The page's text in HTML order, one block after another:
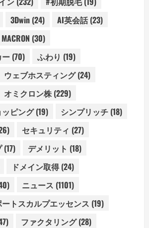
3Dwin (24) AI英会話(23)
MACRON (30)
(70) ふわり (19)
ウェブホスティング(24)
オミクロン株(229)
ピング(19) シンプリッチ (18)
セキュリティ (27)
(17) デメリット (18)
ドメイン取得(24)
ニュース (1101)
トスカルプエッセンス (19)
ファクタリング(28)